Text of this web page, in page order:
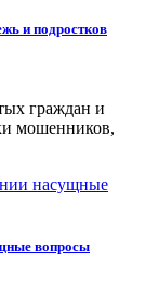
и подростков
граждан и
мошенников,
вопросы